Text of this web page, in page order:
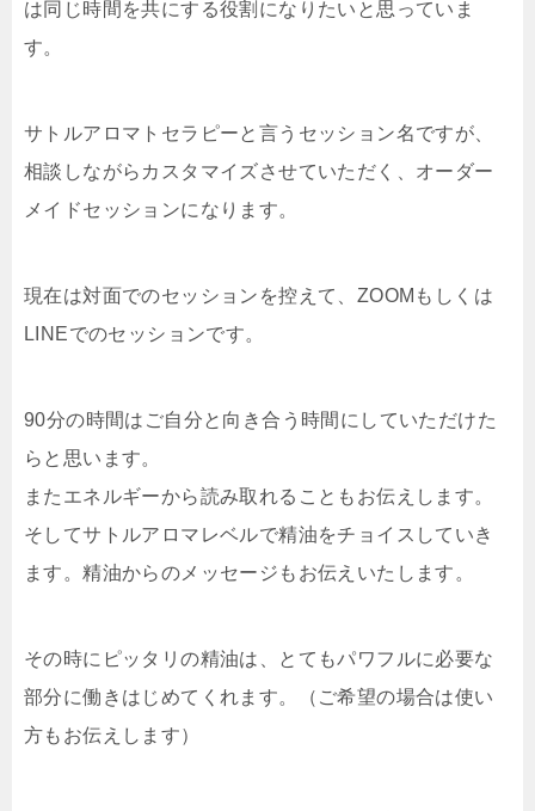
は同じ時間を共にする役割になりたいと思っていま
す。
サトルアロマトセラピーと言うセッション名ですが、
相談しながらカスタマイズさせていただく、オーダー
メイドセッションになります。
現在は対面でのセッションを控えて、ZOOMもしくは
LINEでのセッションです。
90分の時間はご自分と向き合う時間にしていただけた
らと思います。
またエネルギーから読み取れることもお伝えします。
そしてサトルアロマレベルで精油をチョイスしていき
ます。精油からのメッセージもお伝えいたします。
その時にピッタリの精油は、とてもパワフルに必要な
部分に働きはじめてくれます。（ご希望の場合は使い
方もお伝えします）